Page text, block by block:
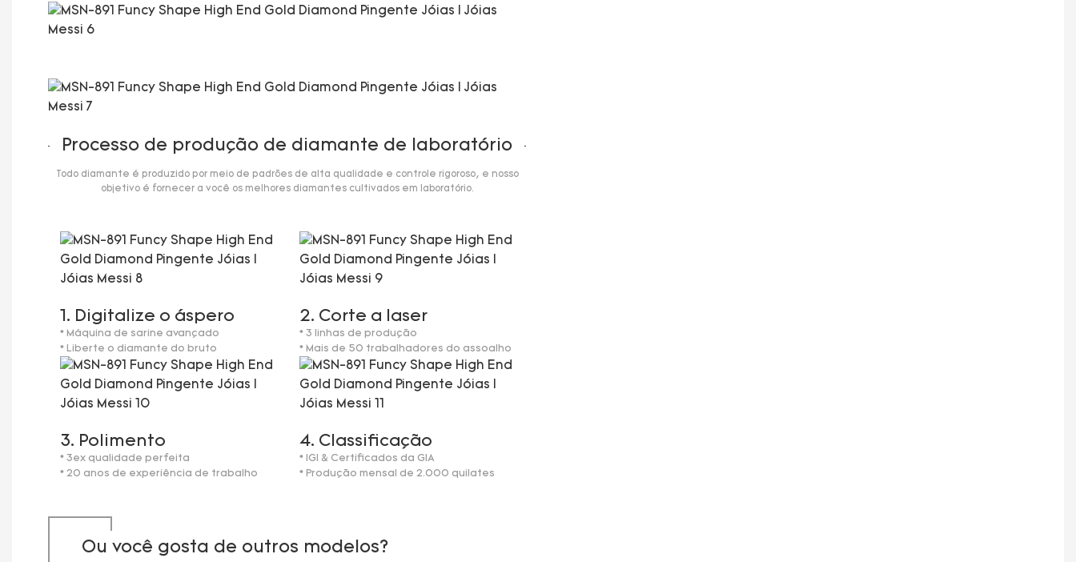
Processo de produção de diamante de laboratório
Todo diamante é produzido por meio de padrões de alta qualidade e controle rigoroso, e nosso
objetivo é fornecer a você os melhores diamantes cultivados em laboratório.
1. Digitalize o áspero
* Máquina de sarine avançado
* Liberte o diamante do bruto
2. Corte a laser
* 3 linhas de produção
* Mais de 50 trabalhadores do assoalho
3. Polimento
* 3ex qualidade perfeita
* 20 anos de experiência de trabalho
4. Classificação
* IGI & Certificados da GIA
* Produção mensal de 2.000 quilates
Ou você gosta de outros modelos?